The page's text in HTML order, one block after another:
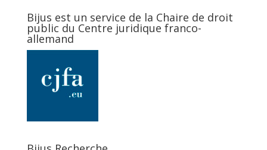
Bijus est un service de la Chaire de droit
public du Centre juridique franco-
allemand